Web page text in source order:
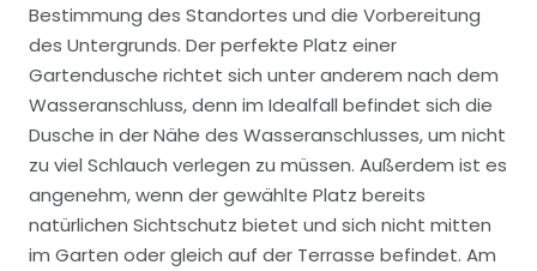
Bestimmung des Standortes und die Vorbereitung
des Untergrunds. Der perfekte Platz einer
Gartendusche richtet sich unter anderem nach dem
Wasseranschluss, denn im Idealfall befindet sich die
Dusche in der Nähe des Wasseranschlusses, um nicht
zu viel Schlauch verlegen zu müssen. Außerdem ist es
angenehm, wenn der gewählte Platz bereits
natürlichen Sichtschutz bietet und sich nicht mitten
im Garten oder gleich auf der Terrasse befindet. Am